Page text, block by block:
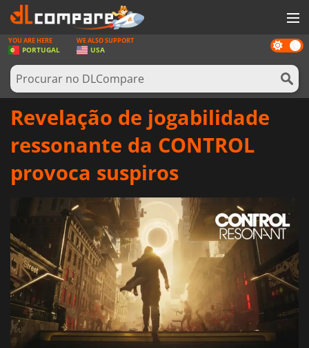
JOGOS
GAME CARDS
SOFTWARE
NOTÍCIAS
ENTRAR OU REGISTAR
Dark
mode
YOU ARE HERE
PORTUGAL
WE ALSO SUPPORT
USA
Revelação de jogabilidade
ressonante da CONTROL
provoca suspiros